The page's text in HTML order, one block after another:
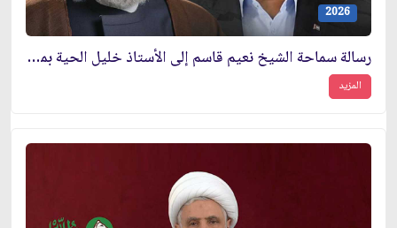
2026
رسالة سماحة الشيخ نعيم قاسم إلى الأستاذ خليل الحية بمناسبة انتخابه رئيسًا للمكتب السياسي لحركة حماس 21-07-
المزيد